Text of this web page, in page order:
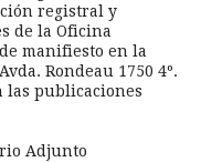
registral y
de la Oficina
manifiesto en la
Rondeau 1750 4º.
las publicaciones
Adjunto